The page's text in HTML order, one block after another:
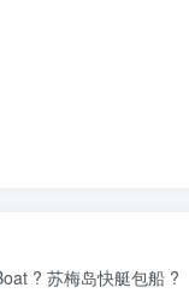
? 苏梅岛快艇包船 ?️